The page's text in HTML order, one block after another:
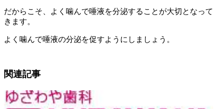
だからこそ、よく噛んで唾液を分泌することが大切となって
きます。
よく噛んで唾液の分泌を促すようにしましょう。
関連記事